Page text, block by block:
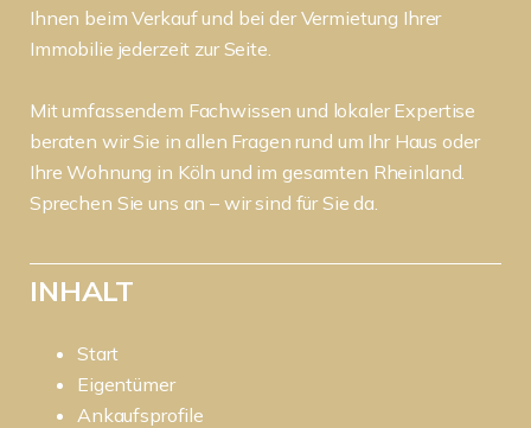
Ihnen beim Verkauf und bei der Vermietung Ihrer
Immobilie jederzeit zur Seite.
Mit umfassendem Fachwissen und lokaler Expertise
beraten wir Sie in allen Fragen rund um Ihr Haus oder
Ihre Wohnung in Köln und im gesamten Rheinland.
Sprechen Sie uns an – wir sind für Sie da.
INHALT
Start
Eigentümer
Ankaufsprofile